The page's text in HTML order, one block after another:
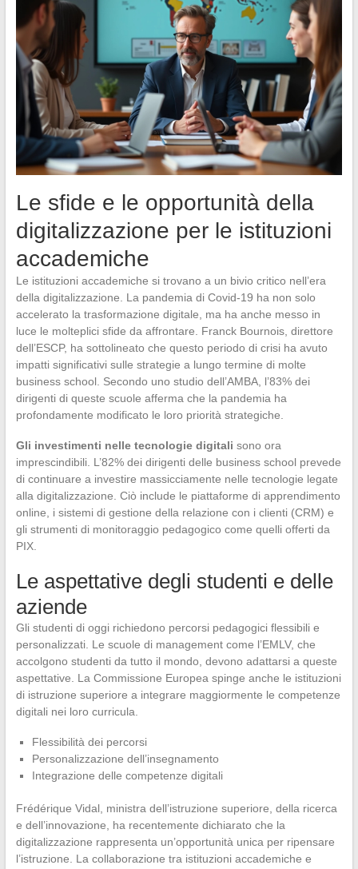
Le sfide e le opportunità della
digitalizzazione per le istituzioni
accademiche
Le istituzioni accademiche si trovano a un bivio critico nell’era
della digitalizzazione. La pandemia di Covid-19 ha non solo
accelerato la trasformazione digitale, ma ha anche messo in
luce le molteplici sfide da affrontare. Franck Bournois, direttore
dell’ESCP, ha sottolineato che questo periodo di crisi ha avuto
impatti significativi sulle strategie a lungo termine di molte
business school. Secondo uno studio dell’AMBA, l’83% dei
dirigenti di queste scuole afferma che la pandemia ha
profondamente modificato le loro priorità strategiche.
Gli investimenti nelle tecnologie digitali sono ora
imprescindibili. L’82% dei dirigenti delle business school prevede
di continuare a investire massicciamente nelle tecnologie legate
alla digitalizzazione. Ciò include le piattaforme di apprendimento
online, i sistemi di gestione della relazione con i clienti (CRM) e
gli strumenti di monitoraggio pedagogico come quelli offerti da
PIX.
Le aspettative degli studenti e delle
aziende
Gli studenti di oggi richiedono percorsi pedagogici flessibili e
personalizzati. Le scuole di management come l’EMLV, che
accolgono studenti da tutto il mondo, devono adattarsi a queste
aspettative. La Commissione Europea spinge anche le istituzioni
di istruzione superiore a integrare maggiormente le competenze
digitali nei loro curricula.
Flessibilità dei percorsi
Personalizzazione dell’insegnamento
Integrazione delle competenze digitali
Frédérique Vidal, ministra dell’istruzione superiore, della ricerca
e dell’innovazione, ha recentemente dichiarato che la
digitalizzazione rappresenta un’opportunità unica per ripensare
l’istruzione. La collaborazione tra istituzioni accademiche e